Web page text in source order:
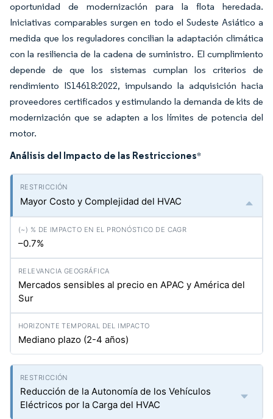
oportunidad de modernización para la flota heredada.
Iniciativas comparables surgen en todo el Sudeste Asiático a
medida que los reguladores concilian la adaptación climática
con la resiliencia de la cadena de suministro. El cumplimiento
depende de que los sistemas cumplan los criterios de
rendimiento IS14618:2022, impulsando la adquisición hacia
proveedores certificados y estimulando la demanda de kits de
modernización que se adapten a los límites de potencia del
motor.
Análisis del Impacto de las Restricciones*
Mayor Costo y Complejidad del HVAC
–0.7%
Mercados sensibles al precio en APAC y América del
Sur
Mediano plazo (2-4 años)
Reducción de la Autonomía de los Vehículos
Eléctricos por la Carga del HVAC